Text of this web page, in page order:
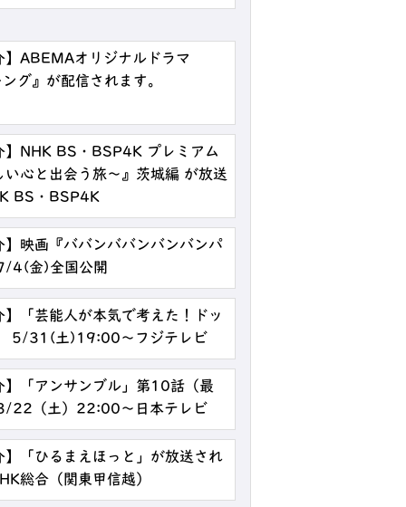
ABEMAオリジナルドラマ
グ』が配信されます。
】NHK BS・BSP4K プレミアム
心と出会う旅～』茨城編 が放送
BS・BSP4K
映画『ババンババンバンバンパ
4(金)全国公開
「芸能人が本気で考えた！ドッ
5/31(土)19:00～フジテレビ
】「アンサンブル」第10話（最
22（土）22:00～日本テレビ
「ひるまえほっと」が放送され
総合（関東甲信越）